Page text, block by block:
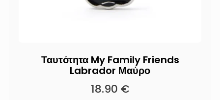
Ταυτότητα My Family Friends
Labrador Μαύρο
18.90 €